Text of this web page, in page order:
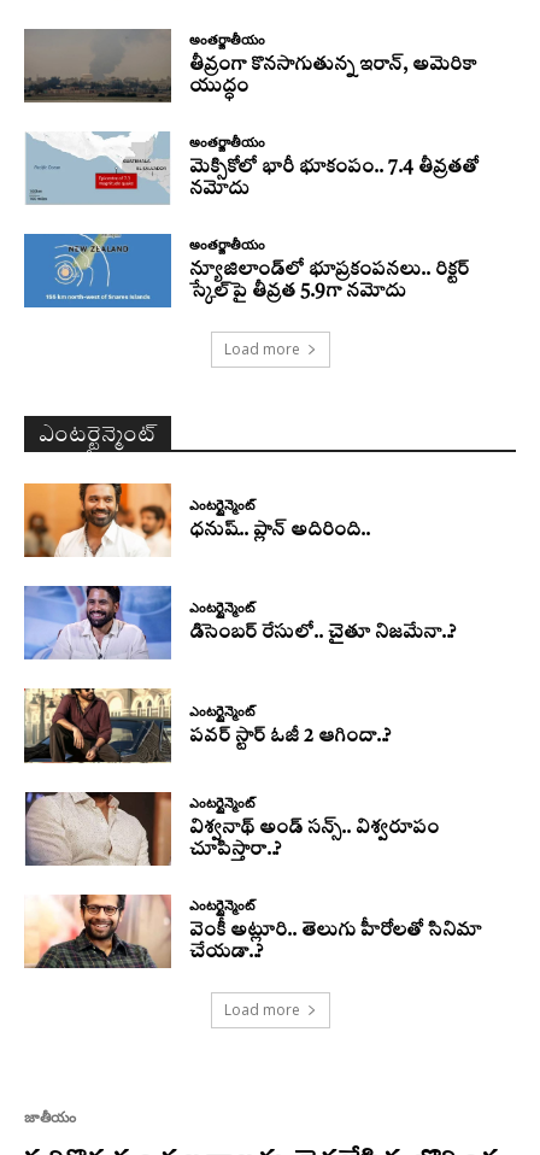
అంతర్జాతీయం
తీవ్రంగా కొనసాగుతున్న ఇరాన్‌, అమెరికా
యుద్ధం
అంతర్జాతీయం
మెక్సికోలో భారీ భూకంపం.. 7.4 తీవ్రతతో
నమోదు
అంతర్జాతీయం
న్యూజిలాండ్‌లో భూప్రకంపనలు.. రిక్టర్‌
స్కేల్‌పై తీవ్రత 5.9గా నమోదు
Load more
ఎంటర్టైన్మెంట్
ఎంటర్టైన్మెంట్
ధనుష్‌.. ప్లాన్ అదిరింది..
ఎంటర్టైన్మెంట్
డిసెంబర్ రేసులో.. చైతూ నిజమేనా..?
ఎంటర్టైన్మెంట్
పవర్ స్టార్ ఓజీ 2 ఆగిందా..?
ఎంటర్టైన్మెంట్
విశ్వనాథ్ అండ్ సన్స్.. విశ్వరూపం
చూపిస్తారా..?
ఎంటర్టైన్మెంట్
వెంకీ అట్లూరి.. తెలుగు హీరోలతో సినిమా
చేయడా..?
Load more